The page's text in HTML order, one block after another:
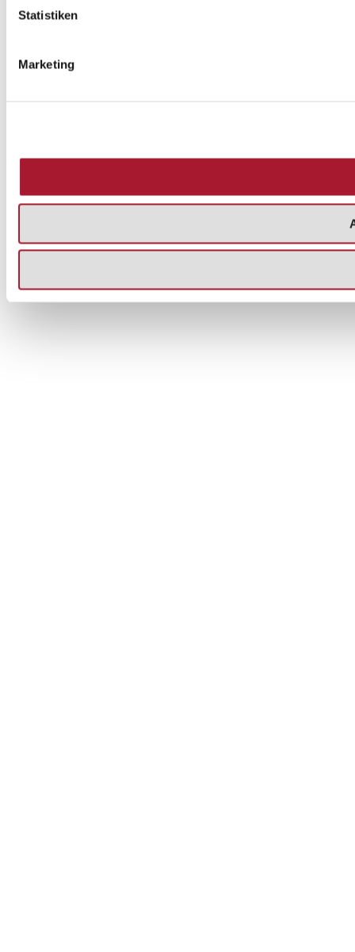
Statistiken
Marketing